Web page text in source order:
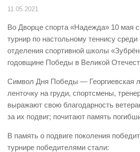
11.05.2021
Во Дворце спорта «Надежда» 10 мая
турнир по настольному теннису
отделения спортивной школы
годовщине Победы в Великой
Символ Дня Победы — Георгиевская
ленточку на груди, спортсмены,
выражают свою благодарность
за их подвиг; почитают память
В память о подвиге поколения
турнире победителями стали: